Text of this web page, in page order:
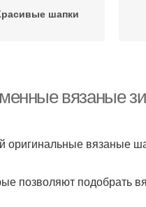
шапки
вязаные
оригинальные вязаные
позволяют подобрать